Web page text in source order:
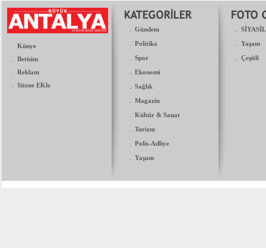
. Künye
. Iletisim
. Reklam
. Sitene EKle
. Gündem
. Politika
. Spor
. Ekonomi
. Sağlık
. Magazin
. Kültür & Sanat
. Turizm
. Polis-Adliye
. Yaşam
.
. Yaşam
. Çeşitli